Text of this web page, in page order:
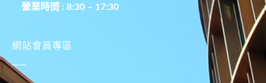
營業時間 : 8:30 – 17:30
網站會員專區